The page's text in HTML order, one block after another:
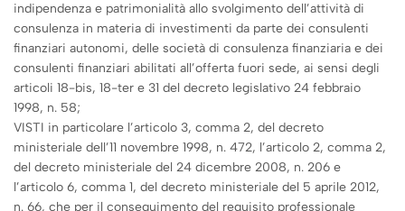
indipendenza e patrimonialità allo svolgimento dell’attività di
consulenza in materia di investimenti da parte dei consulenti
finanziari autonomi, delle società di consulenza finanziaria e dei
consulenti finanziari abilitati all’offerta fuori sede, ai sensi degli
articoli 18-bis, 18-ter e 31 del decreto legislativo 24 febbraio
1998, n. 58;
VISTI in particolare l’articolo 3, comma 2, del decreto
ministeriale dell’11 novembre 1998, n. 472, l’articolo 2, comma 2,
del decreto ministeriale del 24 dicembre 2008, n. 206 e
l’articolo 6, comma 1, del decreto ministeriale del 5 aprile 2012,
n. 66, che per il conseguimento del requisito professionale